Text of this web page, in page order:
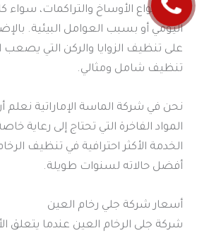
كافة أنواع الأوساخ والتراكمات، سواء
اليومي أو بسبب العوامل البيئية.
على تنظيف الزوايا والركن التي
تنظيف شامل ومثالي.
نحن في شركة الماسة الإماراتية نعلم
المواد الفاخرة التي تحتاج إلى رعاية
الخدمة الأكثر احترافية في تنظيف
أفضل حالاته لسنوات طويلة.
أسعار شركة جلي رخام العين
شركة جلى الرخام العين عندما يتعلق